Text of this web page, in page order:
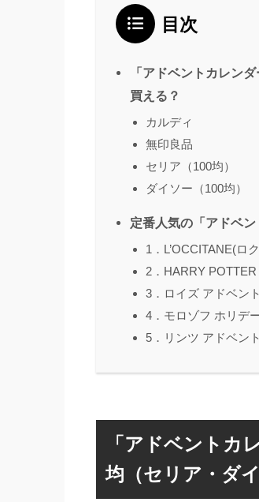
目次
「アドベントカレン
買える？
カルディ
無印良品
セリア（100均）
ダイソー（100均）
定番人気の「アドベ
1．L’OCCITANE(ロ
2．HARRY
3．ロイズ アドベン
4．モロゾフ ホリデ
5．リンツ アドベン
「アドベントカ
均（セリア・ダ